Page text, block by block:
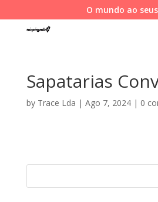
O mundo ao
Sapatarias
by Trace Lda | Ago 7, 2024| 0